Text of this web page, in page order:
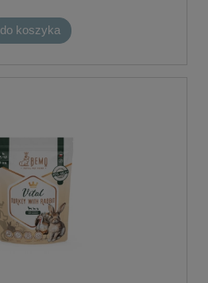
do koszyka